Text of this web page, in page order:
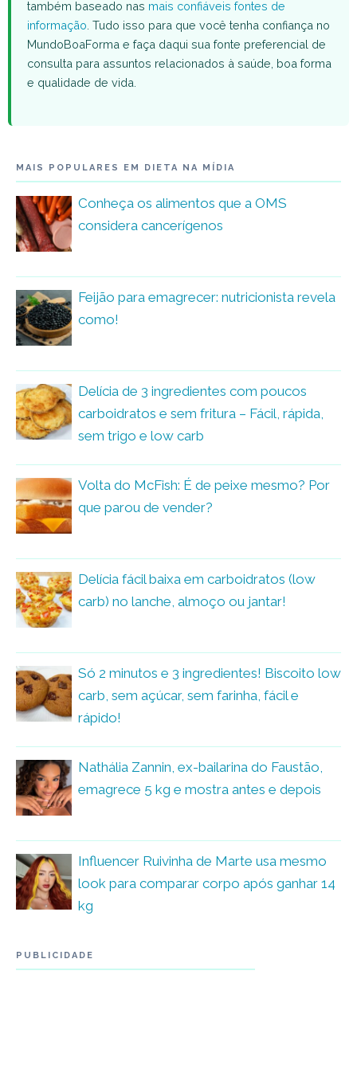
também baseado nas mais confiáveis fontes de
informação . Tudo isso para que você tenha confiança no
MundoBoaForma e faça daqui sua fonte preferencial de
consulta para assuntos relacionados à saúde, boa forma
e qualidade de vida.
MAIS POPULARES EM DIETA NA MÍDIA
Conheça os alimentos que a OMS
considera cancerígenos
Feijão para emagrecer: nutricionista revela
como!
Delícia de 3 ingredientes com poucos
carboidratos e sem fritura – Fácil, rápida,
sem trigo e low carb
Volta do McFish: É de peixe mesmo? Por
que parou de vender?
Delícia fácil baixa em carboidratos (low
carb) no lanche, almoço ou jantar!
Só 2 minutos e 3 ingredientes! Biscoito low
carb, sem açúcar, sem farinha, fácil e
rápido!
Nathália Zannin, ex-bailarina do Faustão,
emagrece 5 kg e mostra antes e depois
Influencer Ruivinha de Marte usa mesmo
look para comparar corpo após ganhar 14
kg
PUBLICIDADE